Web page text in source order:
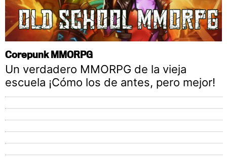
Corepunk MMORPG
Un verdadero MMORPG de la vieja
escuela ¡Cómo los de antes, pero mejor!